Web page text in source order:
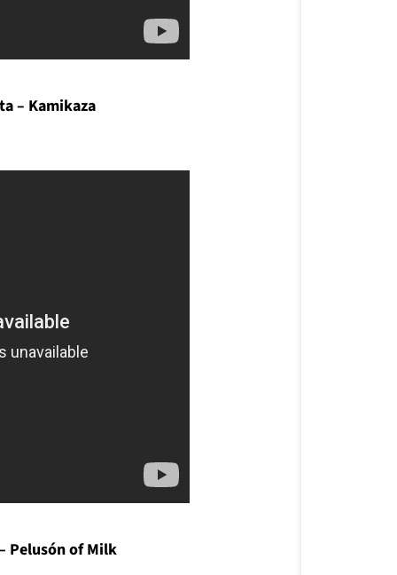
– Kamikaza
Pelusón of Milk